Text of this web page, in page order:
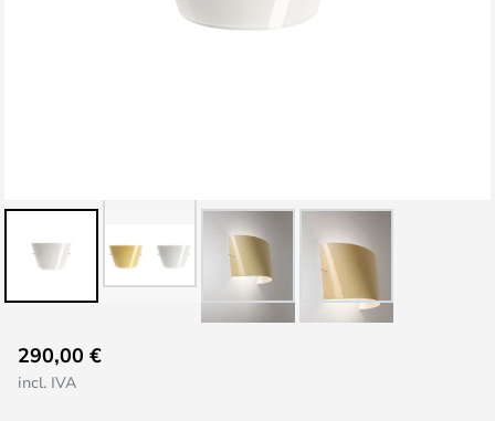
comienzo
290,00 €
incl. IVA